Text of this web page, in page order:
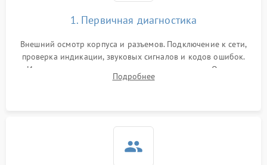
1. Первичная диагностика
Внешний осмотр корпуса и разъемов. Подключение к сети,
проверка индикации, звуковых сигналов и кодов ошибок.
Измерение входного и выходного напряжения. Оценка
реакции ИБП на отключение основного питания без
Подробнее